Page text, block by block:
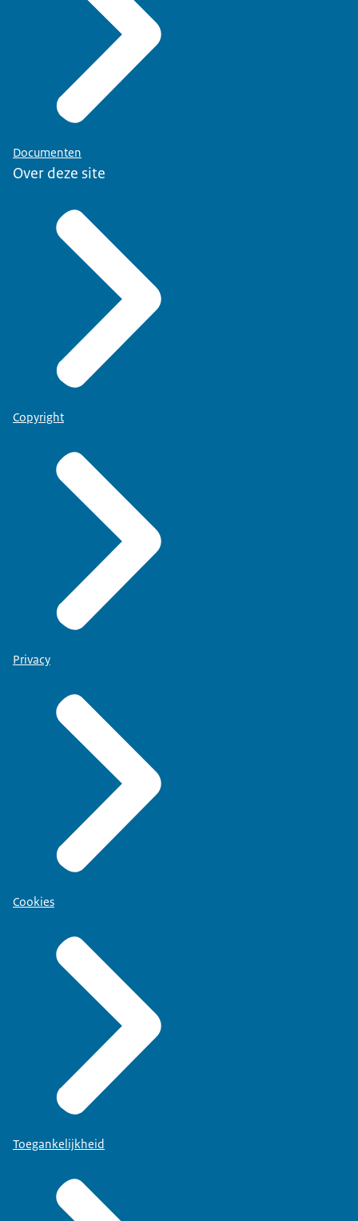
Documenten
Over deze site
Copyright
Privacy
Cookies
Toegankelijkheid